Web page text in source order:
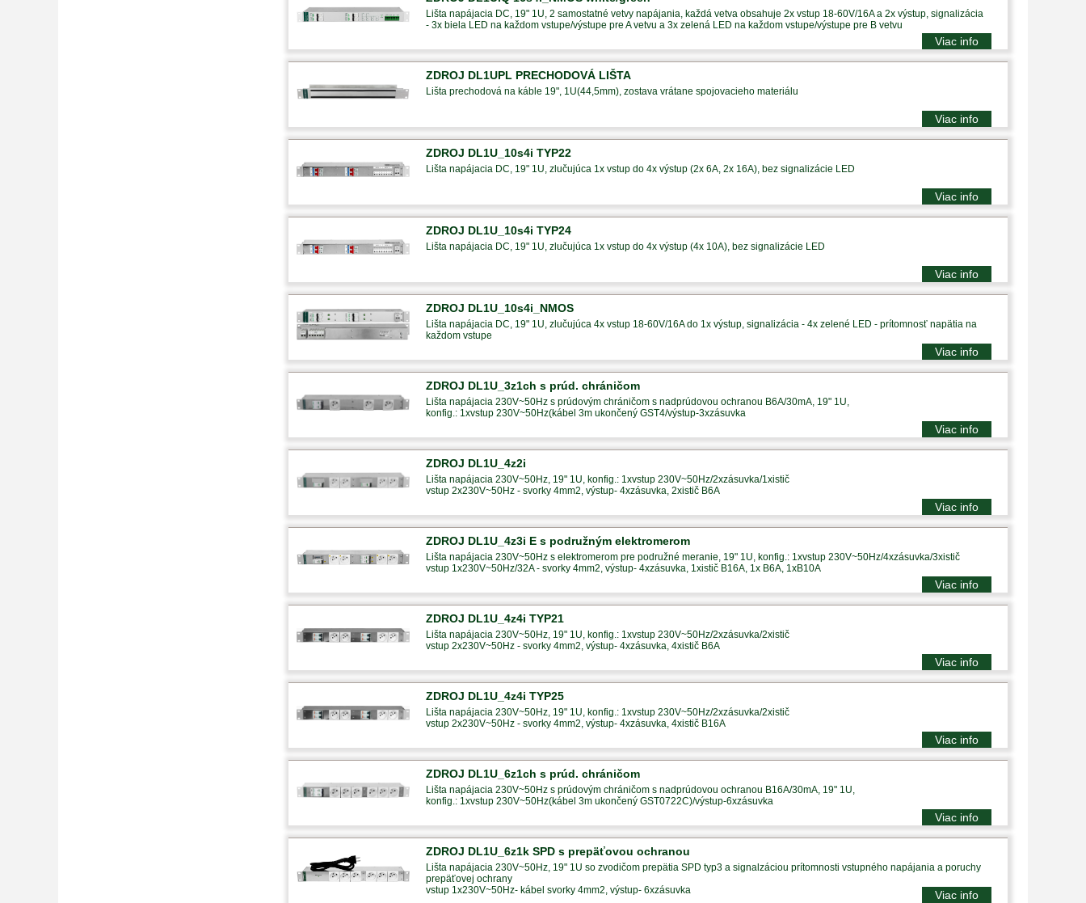
Lišta napájacia DC, 19" 1U, 2 samostatné vetvy napájania, každá vetva obsahuje 2x vstup 18-60V/16A a 2x výstup, signalizácia
- 3x biela LED na každom vstupe/výstupe pre A vetvu a 3x zelená LED na každom vstupe/výstupe pre B vetvu
Viac info
ZDROJ DL1UPL PRECHODOVÁ LIŠTA
Lišta prechodová na káble 19", 1U(44,5mm), zostava vrátane spojovacieho materiálu
Viac info
ZDROJ DL1U_10s4i TYP22
Lišta napájacia DC, 19" 1U, zlučujúca 1x vstup do 4x výstup (2x 6A, 2x 16A), bez signalizácie LED
Viac info
ZDROJ DL1U_10s4i TYP24
Lišta napájacia DC, 19" 1U, zlučujúca 1x vstup do 4x výstup (4x 10A), bez signalizácie LED
Viac info
ZDROJ DL1U_10s4i_NMOS
Lišta napájacia DC, 19" 1U, zlučujúca 4x vstup 18-60V/16A do 1x výstup, signalizácia - 4x zelené LED - prítomnosť napätia na
každom vstupe
Viac info
ZDROJ DL1U_3z1ch s prúd. chráničom
Lišta napájacia 230V~50Hz s prúdovým chráničom s nadprúdovou ochranou B6A/30mA, 19" 1U,
konfig.: 1xvstup 230V~50Hz(kábel 3m ukončený GST4/výstup-3xzásuvka
Viac info
ZDROJ DL1U_4z2i
Lišta napájacia 230V~50Hz, 19" 1U, konfig.: 1xvstup 230V~50Hz/2xzásuvka/1xistič
vstup 2x230V~50Hz - svorky 4mm2, výstup- 4xzásuvka, 2xistič B6A
Viac info
ZDROJ DL1U_4z3i E s podružným elektromerom
Lišta napájacia 230V~50Hz s elektromerom pre podružné meranie, 19" 1U, konfig.: 1xvstup 230V~50Hz/4xzásuvka/3xistič
vstup 1x230V~50Hz/32A - svorky 4mm2, výstup- 4xzásuvka, 1xistič B16A, 1x B6A, 1xB10A
Viac info
ZDROJ DL1U_4z4i TYP21
Lišta napájacia 230V~50Hz, 19" 1U, konfig.: 1xvstup 230V~50Hz/2xzásuvka/2xistič
vstup 2x230V~50Hz - svorky 4mm2, výstup- 4xzásuvka, 4xistič B6A
Viac info
ZDROJ DL1U_4z4i TYP25
Lišta napájacia 230V~50Hz, 19" 1U, konfig.: 1xvstup 230V~50Hz/2xzásuvka/2xistič
vstup 2x230V~50Hz - svorky 4mm2, výstup- 4xzásuvka, 4xistič B16A
Viac info
ZDROJ DL1U_6z1ch s prúd. chráničom
Lišta napájacia 230V~50Hz s prúdovým chráničom s nadprúdovou ochranou B16A/30mA, 19" 1U,
konfig.: 1xvstup 230V~50Hz(kábel 3m ukončený GST0722C)/výstup-6xzásuvka
Viac info
ZDROJ DL1U_6z1k SPD s prepäťovou ochranou
Lišta napájacia 230V~50Hz, 19" 1U so zvodičom prepätia SPD typ3 a signalzáciou prítomnosti vstupného napájania a poruchy
prepäťovej ochrany
vstup 1x230V~50Hz- kábel svorky 4mm2, výstup- 6xzásuvka
Viac info